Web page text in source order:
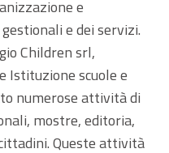
e
e dei servizi.
Children srl,
Istituzione scuole e
numerose attività di
mostre, editoria,
Queste attività